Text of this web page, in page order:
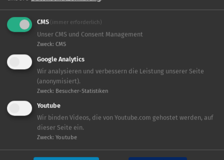
vielen Bundesländern für behinderte, kranke, alte und benachteiligte
Pflegeleistungen in der eigenen Häuslichkeit, das Angebot besonderer
Wohnformen, das Betreiben von Pflegeeinrichtungen, Kliniken und
Hospizen, Angebote zur Teilhabe an Bildung, Rehabilitation und Arbeit
Mehr erfahren
CMS (immer erforderlich)
Unser CMS und Consent Management
Zweck: CMS
Google Analytics
Wir analysieren und verbessern die Leistung unserer Seite
(anonymisiert).
Zweck: Besucher-Statistiken
Youtube
Wir binden Videos, die von Youtube.com gehostet werden, auf
dieser Seite ein.
Zweck: Youtube